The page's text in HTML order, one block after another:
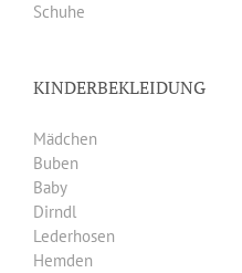
Schuhe
KINDERBEKLEIDUNG
Mädchen
Buben
Baby
Dirndl
Lederhosen
Hemden